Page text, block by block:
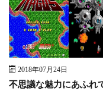
2018年07月24日
不思議な魅力にあふれ